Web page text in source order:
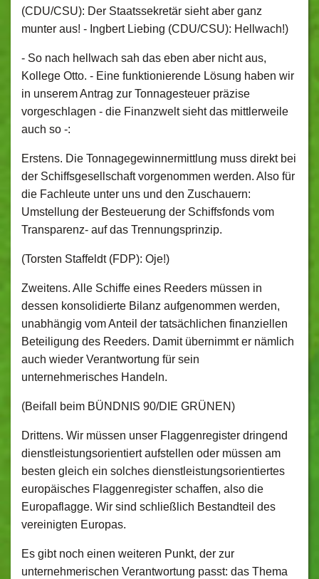
(CDU/CSU): Der Staatssekretär sieht aber ganz
munter aus! ‑ Ingbert Liebing (CDU/CSU): Hellwach!)
‑ So nach hellwach sah das eben aber nicht aus,
Kollege Otto. ‑ Eine funktionierende Lösung haben wir
in unserem Antrag zur Tonnagesteuer präzise
vorgeschlagen ‑ die Finanzwelt sieht das mittlerweile
auch so ‑:
Erstens. Die Tonnagegewinnermittlung muss direkt bei
der Schiffsgesellschaft vorgenommen werden. Also für
die Fachleute unter uns und den Zuschauern:
Umstellung der Besteuerung der Schiffsfonds vom
Transparenz- auf das Trennungsprinzip.
(Torsten Staffeldt (FDP): Oje!)
Zweitens. Alle Schiffe eines Reeders müssen in
dessen konsolidierte Bilanz aufgenommen werden,
unabhängig vom Anteil der tatsächlichen finanziellen
Beteiligung des Reeders. Damit übernimmt er nämlich
auch wieder Verantwortung für sein
unternehmerisches Handeln.
(Beifall beim BÜNDNIS 90/DIE GRÜNEN)
Drittens. Wir müssen unser Flaggenregister dringend
dienstleistungsorientiert aufstellen oder müssen am
besten gleich ein solches dienstleistungsorientiertes
europäisches Flaggenregister schaffen, also die
Europaflagge. Wir sind schließlich Bestandteil des
vereinigten Europas.
Es gibt noch einen weiteren Punkt, der zur
unternehmerischen Verantwortung passt: das Thema